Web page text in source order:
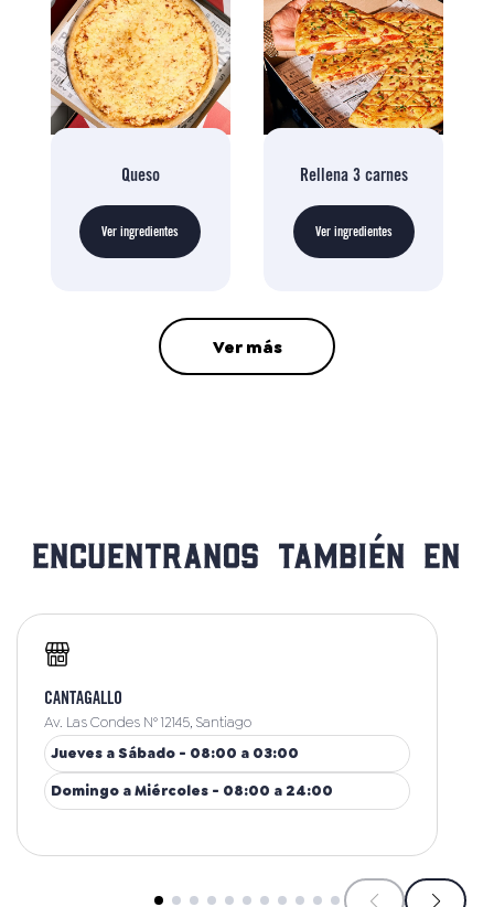
Queso
Ver ingredientes
Rellena 3 carnes
Ver ingredientes
Ver más
Encuentranos también en
CANTAGALLO
Av. Las Condes N° 12145, Santiago
Jueves a Sábado - 08:00 a 03:00
Domingo a Miércoles - 08:00 a 24:00